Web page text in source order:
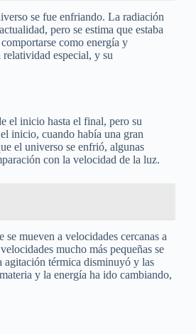
se fue enfriando. La radiación
pero se estima que estaba
como energía y
relatividad especial, y su
el inicio hasta el final, pero su
inicio, cuando había una gran
el universo se enfrió, algunas
con la velocidad de la luz.
mueven a velocidades cercanas a
mucho más pequeñas se
agitación térmica disminuyó y las
y la energía ha ido cambiando,